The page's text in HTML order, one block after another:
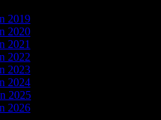
2019
2020
2021
2022
2023
2024
2025
2026